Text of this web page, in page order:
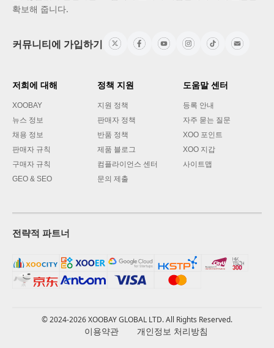
확보해 줍니다.
커뮤니티에 가입하기
저희에 대해
XOOBAY
뉴스 정보
채용 정보
판매자 규칙
구매자 규칙
GEO & SEO
정책 지원
지원 정책
판매자 정책
반품 정책
제품 블로그
컴플라이언스 센터
문의 제출
도움말 센터
등록 안내
자주 묻는 질문
XOO 포인트
XOO 지갑
사이트맵
전략적 파트너
© 2024-2026 XOOBAY GLOBAL LTD. All Rights Reserved.
이용약관 개인정보 처리방침